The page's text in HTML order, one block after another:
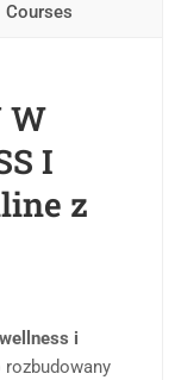
Courses
W
I
z
i
rozbudowany